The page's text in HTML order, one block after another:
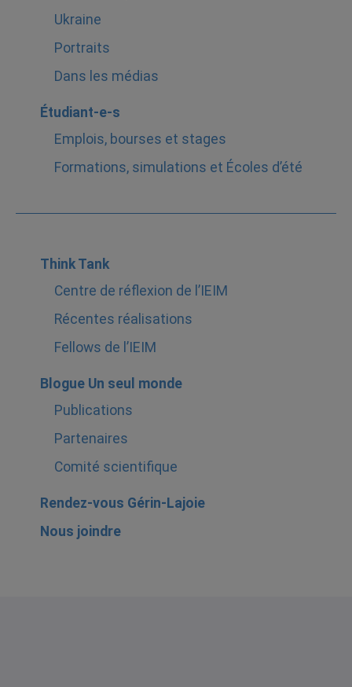
Ukraine
Portraits
Dans les médias
Étudiant-e-s
Emplois, bourses et stages
Formations, simulations et Écoles d’été
Think Tank
Centre de réflexion de l’IEIM
Récentes réalisations
Fellows de l’IEIM
Blogue Un seul monde
Publications
Partenaires
Comité scientifique
Rendez-vous Gérin-Lajoie
Nous joindre